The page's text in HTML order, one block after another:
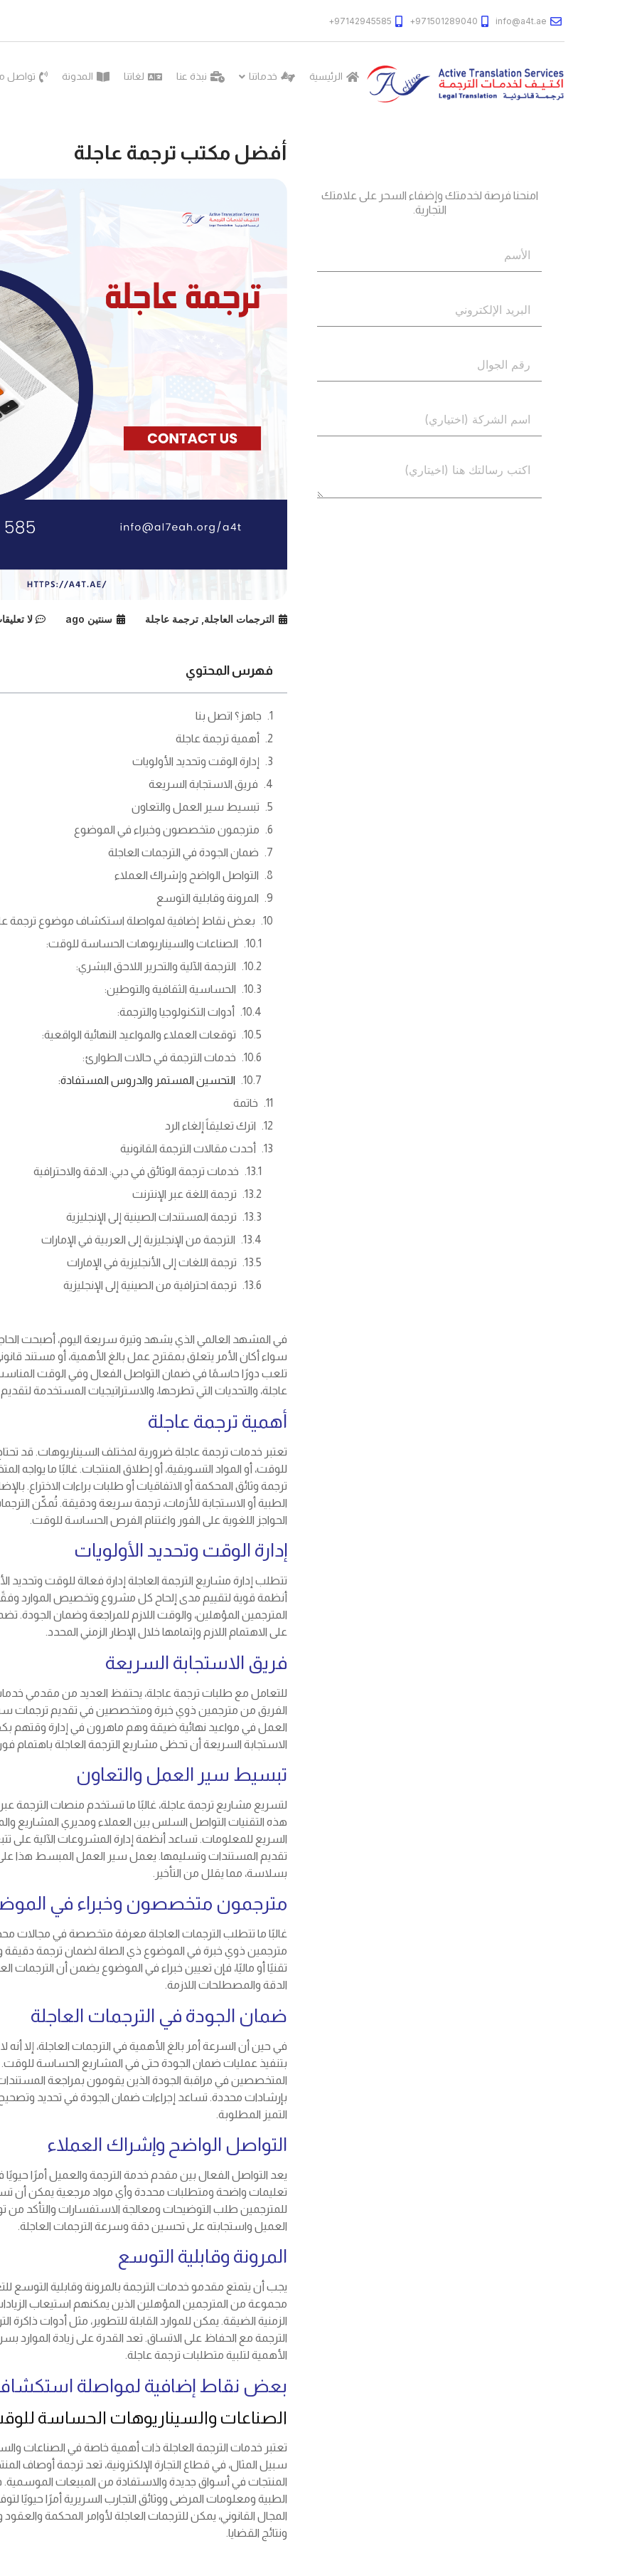
info@a4t.ae
971501289040+
97142945585+
الرئيسية خدماتنا نبذة عنا لغاتنا المدونة تواصل
امنحنا فرصة لخدمتك وإضفاء السحر على علامتك
التجارية.
أفضل مكتب ترجمة عاجلة
الترجمات العاجلة ترجمة عاجلة سنتين ago لا
فهرس المحتوي
جاهز؟ اتصل بنا
أهمية ترجمة عاجلة
إدارة الوقت وتحديد الأولويات
فريق الاستجابة السريعة
تبسيط سير العمل والتعاون
مترجمون متخصصون وخبراء في الموضوع
ضمان الجودة في الترجمات العاجلة
التواصل الواضح وإشراك العملاء
المرونة وقابلية التوسع
بعض نقاط إضافية لمواصلة استكشاف موضوع ترجمة
الصناعات والسيناريوهات الحساسة للوقت:
الترجمة الآلية والتحرير اللاحق البشري:
الحساسية الثقافية والتوطين:
أدوات التكنولوجيا والترجمة:
توقعات العملاء والمواعيد النهائية الواقعية:
خدمات الترجمة في حالات الطوارئ:
التحسين المستمر والدروس المستفادة:
خاتمة
اترك تعليقاً إلغاء الرد
أحدث مقالات الترجمة القانونية
خدمات ترجمة الوثائق في دبي: الدقة والاحترافية
ترجمة اللغة عبر الإنترنت
ترجمة المستندات الصينية إلى الإنجليزية
الترجمة من الإنجليزية إلى العربية في الإمارات
ترجمة اللغات إلى الأنجليزية في الإمارات
ترجمة احترافية من الصينية إلى الإنجليزية
في المشهد العالمي الذي يشهد وتيرة سريعة اليوم، أصبحت
سواء أكان الأمر يتعلق بمقترح عمل بالغ الأهمية، أو مستند
تلعب دورًا حاسمًا في ضمان التواصل الفعال وفي الوقت المناسب
عاجلة، والتحديات التي تطرحها، والاستراتيجيات المستخدمة
أهمية ترجمة عاجلة
تعتبر خدمات ترجمة عاجلة ضرورية لمختلف السيناريوهات. قد
للوقت، أو المواد التسويقية، أو إطلاق المنتجات. غالبًا ما
ترجمة وثائق المحكمة أو الاتفاقيات أو طلبات براءات الاختراع.
الطبية أو الاستجابة للأزمات، ترجمة سريعة ودقيقة. تُمكّن
الحواجز اللغوية على الفور واغتنام الفرص الحساسة للوقت.
إدارة الوقت وتحديد الأولويات
تتطلب إدارة مشاريع الترجمة العاجلة إدارة فعالة للوقت
أنظمة قوية لتقييم مدى إلحاح كل مشروع وتخصيص الموارد
المترجمين المؤهلين، والوقت اللازم للمراجعة وضمان الجودة.
على الاهتمام اللازم وإتمامها خلال الإطار الزمني المحدد.
فريق الاستجابة السريعة
للتعامل مع طلبات ترجمة عاجلة، يحتفظ العديد من مقدمي
الفريق من مترجمين ذوي خبرة ومتخصصين في تقديم ترجمات
العمل في مواعيد نهائية ضيقة وهم ماهرون في إدارة وقتهم
الاستجابة السريعة أن تحظى مشاريع الترجمة العاجلة باهتمام
تبسيط سير العمل والتعاون
لتسريع مشاريع ترجمة عاجلة، غالبًا ما تستخدم منصات الترجمة
هذه التقنيات التواصل السلس بين العملاء ومديري المشاريع
السريع للمعلومات. تساعد أنظمة إدارة المشروعات الآلية على
تقديم المستندات وتسليمها. يعمل سير العمل المبسط هذا على
بسلاسة، مما يقلل من التأخير.
مترجمون متخصصون وخبراء في
غالبًا ما تتطلب الترجمات العاجلة معرفة متخصصة في مجالات
مترجمين ذوي خبرة في الموضوع ذي الصلة لضمان ترجمة دقيقة
تقنيًا أو ماليًا، فإن تعيين خبراء في الموضوع يضمن أن
الدقة والمصطلحات اللازمة.
ضمان الجودة في الترجمات العاجلة
في حين أن السرعة أمر بالغ الأهمية في الترجمات العاجلة، إلا
بتنفيذ عمليات ضمان الجودة حتى في المشاريع الحساسة
المتخصصين في مراقبة الجودة الذين يقومون بمراجعة المستندات
بإرشادات محددة. تساعد إجراءات ضمان الجودة في تحديد وتصحيح
التميز المطلوبة.
التواصل الواضح وإشراك العملاء
يعد التواصل الفعال بين مقدم خدمة الترجمة والعميل أمرًا
تعليمات واضحة ومتطلبات محددة وأي مواد مرجعية يمكن أن
للمترجمين طلب التوضيحات ومعالجة الاستفسارات والتأكد
العميل واستجابته على تحسين دقة وسرعة الترجمات العاجلة.
المرونة وقابلية التوسع
يجب أن يتمتع مقدمو خدمات الترجمة بالمرونة وقابلية التوسع
مجموعة من المترجمين المؤهلين الذين يمكنهم استيعاب
الزمنية الضيقة. يمكن للموارد القابلة للتطوير، مثل أدوات
الترجمة مع الحفاظ على الاتساق. تعد القدرة على زيادة الموارد
الأهمية لتلبية متطلبات ترجمة عاجلة.
بعض نقاط إضافية لمواصلة
الصناعات والسيناريوهات الحساسة
تعتبر خدمات الترجمة العاجلة ذات أهمية خاصة في الصناعات
سبيل المثال، في قطاع التجارة الإلكترونية، تعد ترجمة أوصاف
المنتجات في أسواق جديدة والاستفادة من المبيعات الموسمية.
الطبية ومعلومات المرضى ووثائق التجارب السريرية أمرًا حيويًا
المجال القانوني، يمكن للترجمات العاجلة لأوامر المحكمة والعقود
ونتائج القضايا.